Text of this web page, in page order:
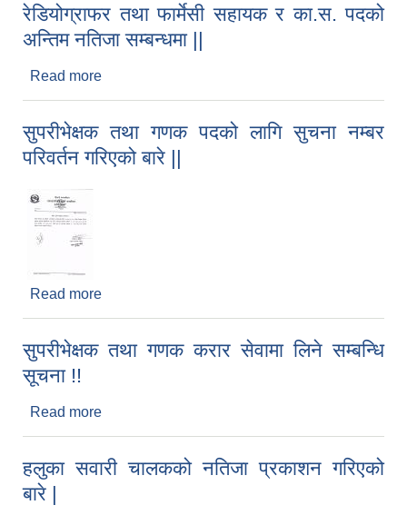
रेडियोग्राफर तथा फार्मेसी सहायक र का.स. पदको
अन्तिम नतिजा सम्बन्धमा ||
Read more
सुपरीभेक्षक तथा गणक पदको लागि सुचना नम्बर
परिवर्तन गरिएको बारे ||
Read more
सुपरीभेक्षक तथा गणक करार सेवामा लिने सम्बन्धि
सूचना !!
Read more
हलुका सवारी चालकको नतिजा प्रकाशन गरिएको
बारे |